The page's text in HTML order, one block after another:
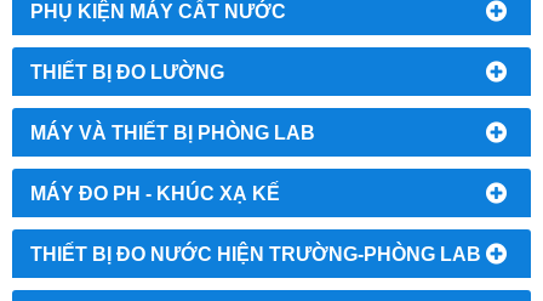
PHỤ KIỆN MÁY CẤT NƯỚC
THIẾT BỊ ĐO LƯỜNG
MÁY VÀ THIẾT BỊ PHÒNG LAB
MÁY ĐO PH - KHÚC XẠ KẾ
THIẾT BỊ ĐO NƯỚC HIỆN TRƯỜNG-PHÒNG LAB